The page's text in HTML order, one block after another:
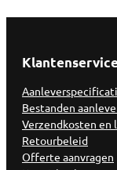
Bestanden
Verzendkosten en
Retourbeleid
Offerte aanvragen